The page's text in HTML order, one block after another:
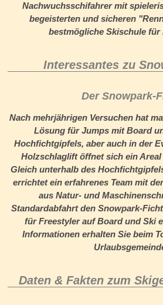
Nachwuchsschifahrer mit
begeisterten und sicheren
bestmögliche Skischule für
Interessantes zu
Der Snowpark-
Nach mehrjährigen Versuchen hat
Lösung für Jumps mit Board
Hochfichtgipfels, aber auch in der
Holzschlaglift öffnet sich ein
Gleich unterhalb des
errichtet ein erfahrenes Team mit
aus Natur- und
Standardabfahrt den Snowpark-
für Freestyler auf Board und Ski
Informationen erhalten Sie beim
Daten & Fakten zum